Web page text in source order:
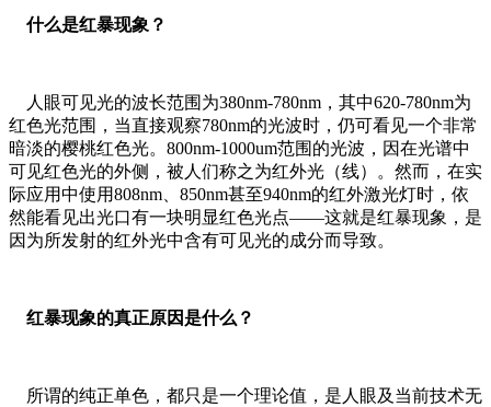
什么是红暴现象？
人眼可见光的波长范围为380nm-780nm，其中620-780nm为
红色光范围，当直接观察780nm的光波时，仍可看见一个非常
暗淡的樱桃红色光。800nm-1000um范围的光波，因在光谱中
可见红色光的外侧，被人们称之为红外光（线）。然而，在实
际应用中使用808nm、850nm甚至940nm的红外激光灯时，依
然能看见出光口有一块明显红色光点——这就是红暴现象，是
因为所发射的红外光中含有可见光的成分而导致。
红暴现象的真正原因是什么？
所谓的纯正单色，都只是一个理论值，是人眼及当前技术无